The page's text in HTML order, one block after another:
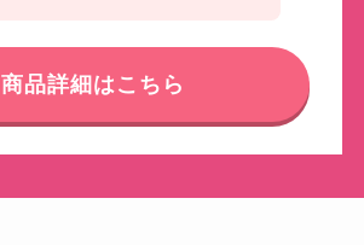
商品詳細はこちら